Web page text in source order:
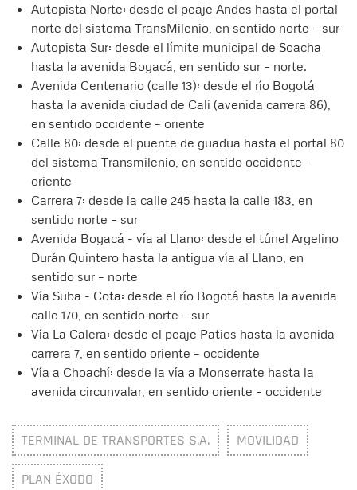
Autopista Norte: desde el peaje Andes hasta el portal
norte del sistema TransMilenio, en sentido norte – sur
Autopista Sur: desde el límite municipal de Soacha
hasta la avenida Boyacá, en sentido sur – norte.
Avenida Centenario (calle 13): desde el río Bogotá
hasta la avenida ciudad de Cali (avenida carrera 86),
en sentido occidente – oriente
Calle 80: desde el puente de guadua hasta el portal 80
del sistema Transmilenio, en sentido occidente –
oriente
Carrera 7: desde la calle 245 hasta la calle 183, en
sentido norte – sur
Avenida Boyacá - vía al Llano: desde el túnel Argelino
Durán Quintero hasta la antigua vía al Llano, en
sentido sur – norte
Vía Suba - Cota: desde el río Bogotá hasta la avenida
calle 170, en sentido norte – sur
Vía La Calera: desde el peaje Patios hasta la avenida
carrera 7, en sentido oriente – occidente
Vía a Choachí: desde la vía a Monserrate hasta la
avenida circunvalar, en sentido oriente – occidente
TERMINAL DE TRANSPORTES S.A. MOVILIDAD
PLAN ÉXODO